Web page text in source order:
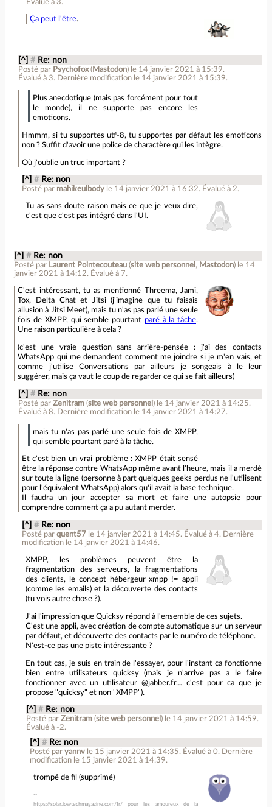
Évalué à 3.
Ça peut l'être.
[^] # Re: non
Posté par Psychofox( Mastodon) le 14 janvier 2021 à 15:39.
Évalué à 3. Dernière modification le 14 janvier 2021 à 15:39.
Plus anecdotique (mais pas forcément pour tout
le monde), il ne supporte pas encore les
emoticons.
Hmmm, si tu supportes utf-8, tu supportes par défaut les emoticons
non ? Suffit d'avoir une police de charactère qui les intègre.
Où j'oublie un truc important ?
[^] # Re: non
Posté par mahikeulbody le 14 janvier 2021 à 16:32. Évalué à2.
Tu as sans doute raison mais ce que je veux dire,
c'est que c'est pas intégré dans l'UI.
[^] # Re: non
Posté par Laurent Pointecouteau (site web personnel , Mastodon) le 14
janvier 2021 à 14:12. Évalué à 7.
C'est intéressant, tu as mentionné Threema, Jami,
Tox, Delta Chat et Jitsi (j'imagine que tu faisais
allusion à Jitsi Meet), mais tu n'as pas parlé une seule
fois de XMPP, qui semble pourtant paré à la tâche.
Une raison particulière à cela ?
(c'est une vraie question sans arrière-pensée : j'ai des contacts
WhatsApp qui me demandent comment me joindre si je m'en vais, et
comme j'utilise Conversations par ailleurs je songeais à le leur
suggérer, mais ça vaut le coup de regarder ce qui se fait ailleurs)
[^] # Re: non
Posté par Zenitram(site web personnel ) le 14 janvier 2021 à 14:25.
Évalué à 8. Dernière modification le 14 janvier 2021 à 14:27.
mais tu n'as pas parlé une seule fois de XMPP,
qui semble pourtant paré à la tâche.
Et c'est bien un vrai problème : XMPP était sensé
être la réponse contre WhatsApp même avant l'heure, mais il a merdé
sur toute la ligne (personne à part quelques geeks perdus ne l'utilisent
pour l'équivalent WhatsApp) alors qu'il avait la base technique.
Il faudra un jour accepter sa mort et faire une autopsie pour
comprendre comment ça a pu autant merder.
[^] # Re: non
Posté parquent57 le 14 janvier 2021 à 14:45. Évalué à4. Dernière
modification le 14 janvier 2021 à 14:46.
XMPP, les problèmes peuvent être la
fragmentation des serveurs, la fragmentations
des clients, le concept hébergeur xmpp != appli
(comme les emails) et la découverte des contacts
(tu vois autre chose ?).
J'ai l'impression que Quicksy répond à l'ensemble de ces sujets.
C'est une appli, avec création de compte automatique sur un serveur
par défaut, et découverte des contacts par le numéro de téléphone.
N'est-ce pas une piste intéressante ?
En tout cas, je suis en train de l'essayer, pour l'instant ca fonctionne
bien entre utilisateurs quicksy (mais je n'arrive pas a le faire
fonctionner avec un utilisateur @jabber.fr… c'est pour ca que je
propose "quicksy" et non "XMPP").
[^] # Re: non
Posté par Zenitram(site web personnel ) le 14 janvier 2021 à 14:59.
Évalué à -2.
[^] # Re: non
Posté par yannv le 15 janvier 2021 à 14:35.Évalué à 0.Dernière
modification le 15 janvier 2021 à 14:39.
trompé de fil (supprimé)
https://solar.lowtechmagazine.com/fr/ pour les amoureux de la